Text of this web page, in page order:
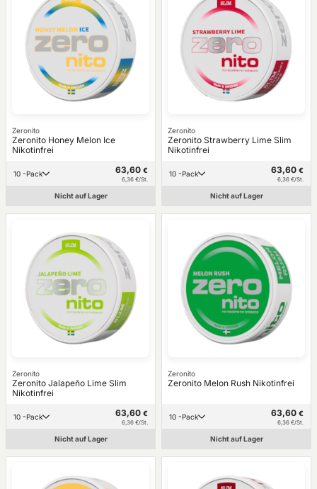
Zeronito
Zeronito Honey Melon Ice
Nikotinfrei
10 -Pack 63,60 €
6,36 €/St.
Nicht auf Lager
Zeronito
Zeronito Strawberry Lime Slim
Nikotinfrei
10 -Pack 63,60 €
6,36 €/St.
Nicht auf Lager
Zeronito
Zeronito Jalapeño Lime Slim
Nikotinfrei
10 -Pack 63,60 €
6,36 €/St.
Nicht auf Lager
Zeronito
Zeronito Melon Rush Nikotinfrei
10 -Pack 63,60 €
6,36 €/St.
Nicht auf Lager